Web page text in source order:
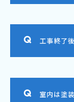
工事終了
室内は塗